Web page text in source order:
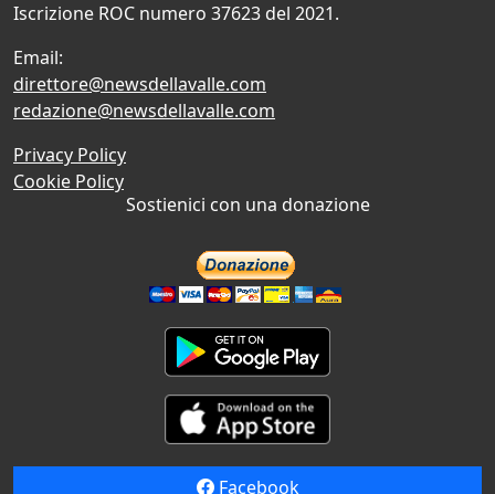
Iscrizione ROC numero 37623 del 2021.
Email:
direttore@newsdellavalle.com
redazione@newsdellavalle.com
Privacy Policy
Cookie Policy
Sostienici con una donazione
Facebook